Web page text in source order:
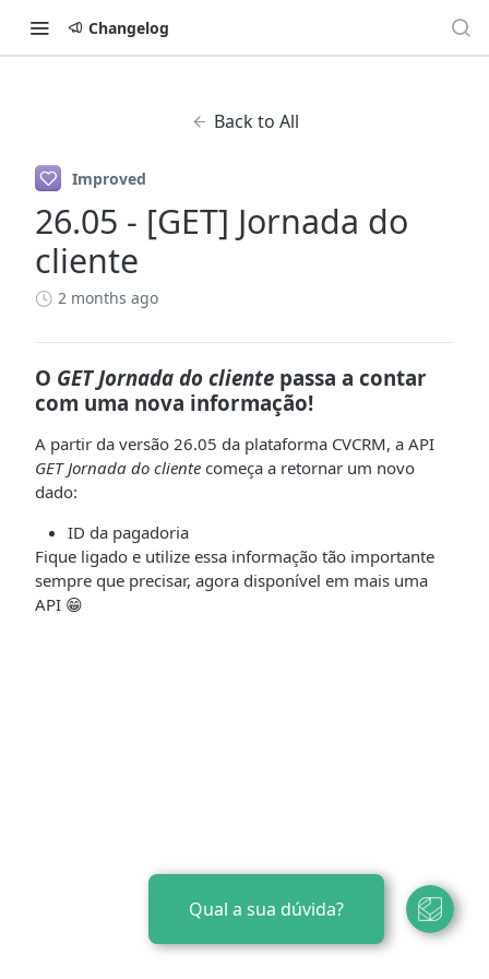
Changelog
Back to All
Improved
26.05 - [GET] Jornada do
cliente
2 months ago
O GET Jornada do cliente passa a contar
com uma nova informação!
A partir da versão 26.05 da plataforma CVCRM, a API
GET Jornada do cliente começa a retornar um novo
dado:
ID da pagadoria
Fique ligado e utilize essa informação tão importante
sempre que precisar, agora disponível em mais uma
API 😁
Qual a sua dúvida?